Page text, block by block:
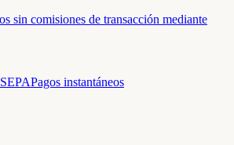
sin comisiones de transacción mediante
SEPAPagos instantáneos